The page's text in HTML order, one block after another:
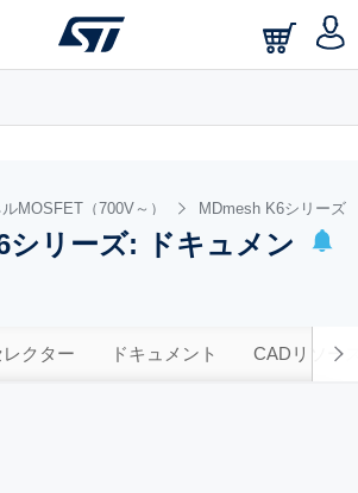
your saved searches.
MOSFET（700V～） MDmesh K6シリーズ
シリーズ: ドキュメン
クター ドキュメント CADリソー